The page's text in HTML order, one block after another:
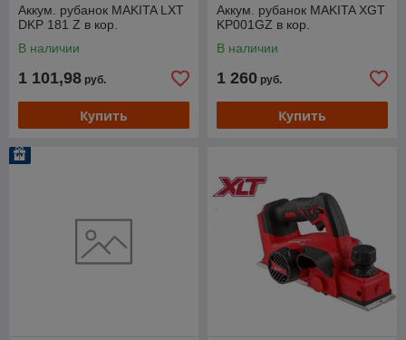
Аккум. рубанок MAKITA LXT
DKP 181 Z в кор.
В наличии
1 101,98 руб.
Купить
Аккум. рубанок MAKITA XGT
KP001GZ в кор.
В наличии
1 260 руб.
Купить